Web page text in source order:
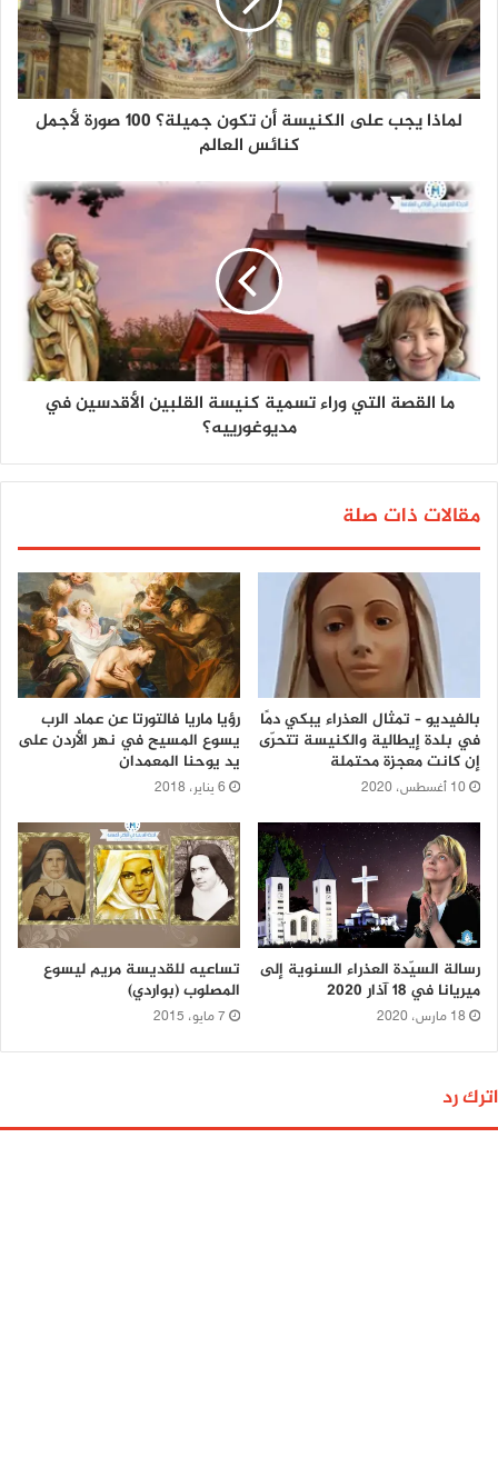
لماذا يجب على الكنيسة أن تكون جميلة؟ 100 صورة لأجمل
كنائس العالم
ما القصة التي وراء تسمية كنيسة القلبين الأقدسين في
مديوغورييه؟
مقالات ذات صلة
بالفيديو – تمثال العذراء يبكي دمًا
في بلدة إيطالية والكنيسة تتحرّى
إن كانت معجزة محتملة
10 أغسطس، 2020
رؤيا ماريا فالتورتا عن عماد الرب
يسوع المسيح في نهر الأردن على
يد يوحنا المعمدان
6 يناير، 2018
رسالة السيّدة العذراء السنوية إلى
ميريانا في 18 آذار 2020
18 مارس، 2020
تساعيه للقديسة مريم ليسوع
المصلوب (بواردي)
7 مايو، 2015
اترك رد